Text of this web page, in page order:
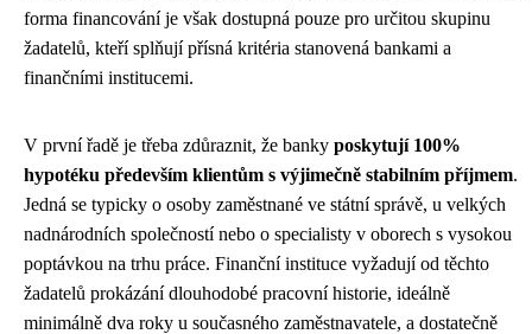
forma financování je však dostupná pouze pro určitou skupinu
žadatelů, kteří splňují přísná kritéria stanovená bankami a
finančními institucemi.
V první řadě je třeba zdůraznit, že banky poskytují 100%
hypotéku především klientům s výjimečně stabilním příjmem.
Jedná se typicky o osoby zaměstnané ve státní správě, u velkých
nadnárodních společností nebo o specialisty v oborech s vysokou
poptávkou na trhu práce. Finanční instituce vyžadují od těchto
žadatelů prokázání dlouhodobé pracovní historie, ideálně
minimálně dva roky u současného zaměstnavatele, a dostatečně